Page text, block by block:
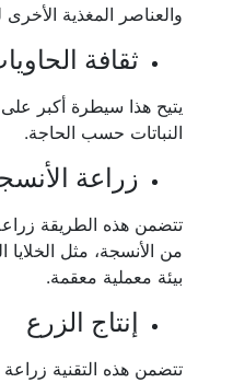
والعناصر المغذية الأخرى
ثقافة
يتيح هذا سيطرة أكبر على
النباتات حسب الحاجة.
زراعة
تتضمن هذه الطريقة
من الأنسجة، مثل الخلايا
بيئة معملية معقمة.
إنتاج الزرع
تتضمن هذه التقنية زراعة